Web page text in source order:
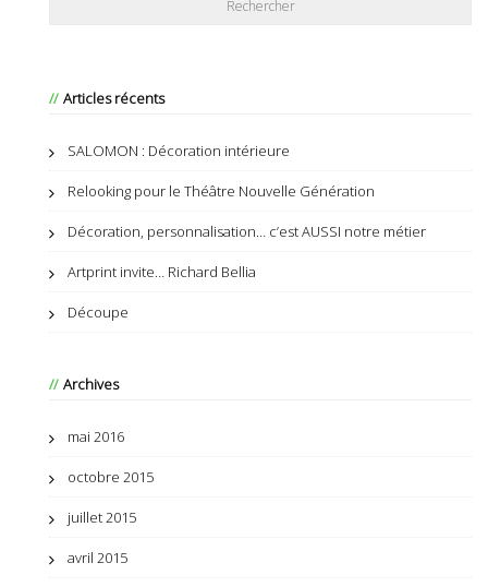
Articles récents
SALOMON : Décoration intérieure
Relooking pour le Théâtre Nouvelle Génération
Décoration, personnalisation… c’est AUSSI notre métier
Artprint invite… Richard Bellia
Découpe
Archives
mai 2016
octobre 2015
juillet 2015
avril 2015